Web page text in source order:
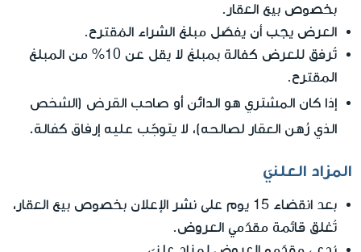
بخصوص بيع العقار.
العرض يجب أن يفصّل مبلغ الشراء المُقترح.
تُرفق للعرض كفالة بمبلغ لا يقل عن 10% من المبلغ
المقترح.
إذا كان المشتري هو الدائن أو صاحب القرض (الشخص
الذي رُهن العقار لصالحه)، لا يتوجّب عليه إرفاق كفالة.
المزاد العلنيّ
بعد انقضاء 15 يوم على نشر الإعلان بخصوص بيع العقار،
تُغلق قائمة مقدّمي العروض.